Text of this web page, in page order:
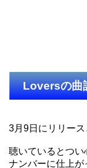
Loversの曲
3月9日にリリース
聴いているとつ
ナンバーに仕上が